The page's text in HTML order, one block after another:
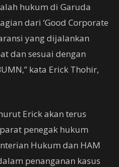
hukum di Garuda
dari ‘Good Corporate
yang dijalankan
dan sesuai dengan
kata Erick Thohir,
Erick akan terus
penegak hukum
Hukum dan HAM
penanganan kasus